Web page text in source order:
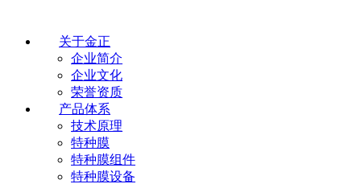
关于金正
企业简介
企业文化
荣誉资质
产品体系
技术原理
特种膜
特种膜组件
特种膜设备